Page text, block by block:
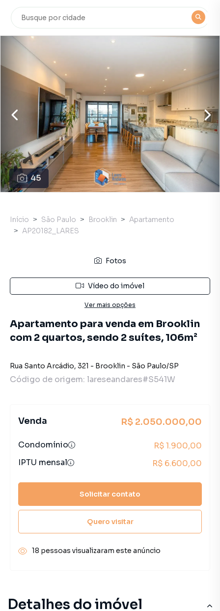
45
Detalhes do imóvel
Início São Paulo Brooklin
Apartamento
AP20182_LARES
Fotos
Vídeo do imóvel
Ver mais opções
Apartamento para venda em Brooklin
com 2 quartos, sendo 2 suítes, 106m²
Rua Santo Arcádio, 321 - Brooklin - São Paulo/SP
Código de origem: lareseandares#S541W
Venda R$ 2.050.000,00
Condomínio
R$ 1.900,00
IPTU mensal
R$ 6.600,00
Solicitar contato
Quero visitar
18 pessoas visualizaram este anúncio